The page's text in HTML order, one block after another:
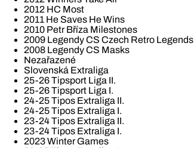
2012 HC Most
2011 He Saves He Wins
2010 Petr Bříza Milestones
2009 Legendy CS Czech Retro Legends
2008 Legendy CS Masks
Nezařazené
Slovenská Extraliga
25-26 Tipsport Liga II.
25-26 Tipsport Liga I.
24-25 Tipos Extraliga II.
24-25 Tipos Extraliga I.
23-24 Tipos Extraliga II.
23-24 Tipos Extraliga I.
2023 Winter Games